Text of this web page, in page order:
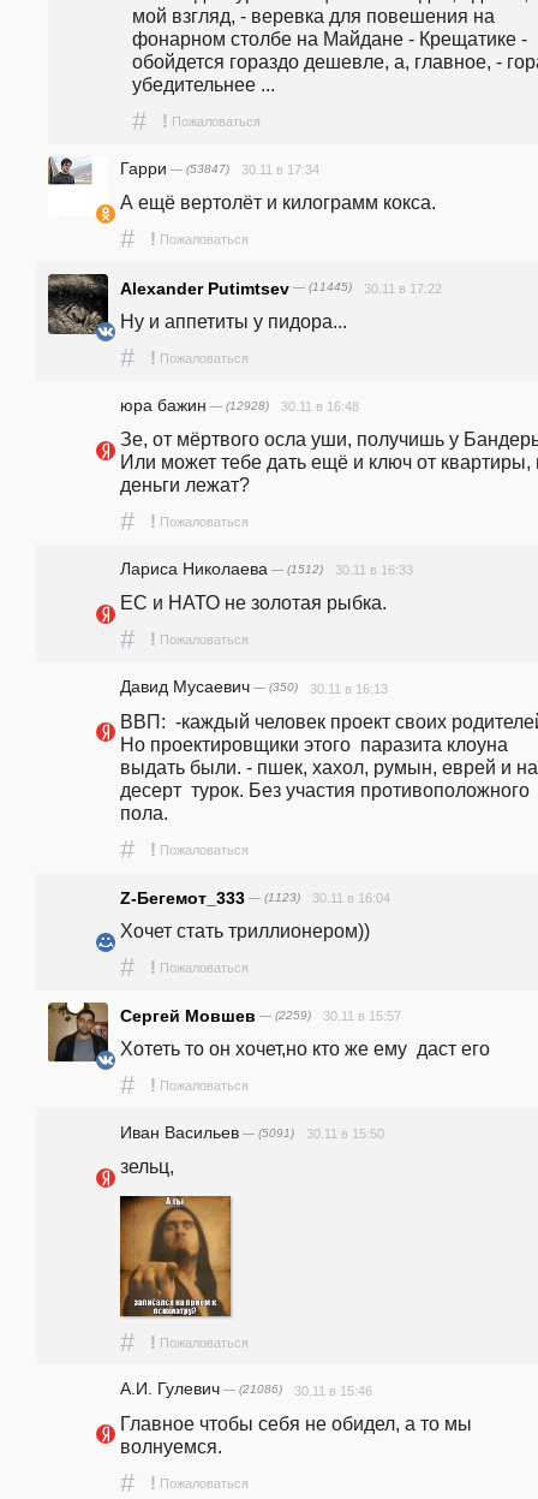
мой взгляд, - веревка для повешения на
фонарном столбе на Майдане - Крещатике -
обойдется гораздо дешевле, а, главное, -
убедительнее ...
# ! Пожаловаться
Гарри — (53847) 30.11 в 17:34
А ещё вертолёт и килограмм кокса.
# ! Пожаловаться
Alexander Putimtsev — (11445) 30.11 в 17:22
Ну и аппетиты у пидора...
# ! Пожаловаться
юра бажин — (12928) 30.11 в 16:48
Зе, от мёртвого осла уши, получишь у
Или может тебе дать ещё и ключ от квартиры,
деньги лежат?
# ! Пожаловаться
Лариса Николаева — (1512) 30.11 в 16:33
ЕС и НАТО не золотая рыбка.
# ! Пожаловаться
Давид Мусаевич — (350) 30.11 в 16:13
ВВП:  -каждый человек проект своих
Но проектировщики этого  паразита клоуна
выдать были. - пшек, хахол, румын, еврей и на
десерт  турок. Без участия противоположного
пола.
# ! Пожаловаться
Z-Бегемот_333 — (1123) 30.11 в 16:04
Хочет стать триллионером))
# ! Пожаловаться
Сергей Мовшев — (2259) 30.11 в 15:57
Хотеть то он хочет,но кто же ему  даст его
# ! Пожаловаться
Иван Васильев — (5091) 30.11 в 15:50
зельц,
# ! Пожаловаться
А.И. Гулевич — (21086) 30.11 в 15:46
Главное чтобы себя не обидел, а то мы
волнуемся.
# ! Пожаловаться